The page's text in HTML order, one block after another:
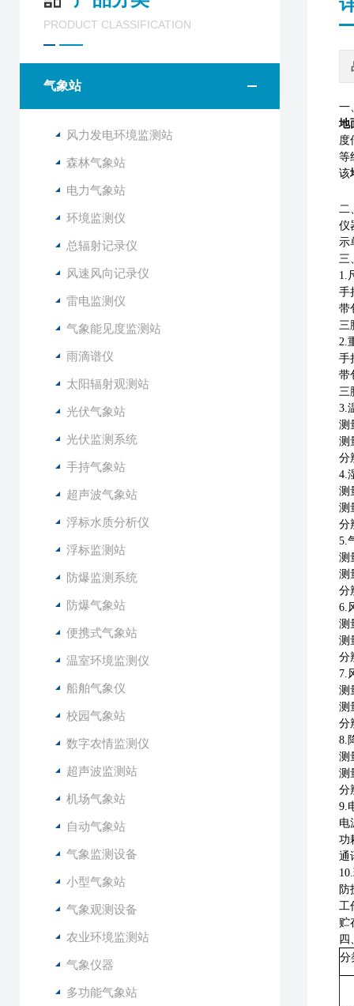
PRODUCT CLASSIFICATION
气象站
风力发电环境监测站
森林气象站
电力气象站
环境监测仪
总辐射记录仪
风速风向记录仪
雷电监测仪
气象能见度监测站
雨滴谱仪
太阳辐射观测站
光伏气象站
光伏监测系统
手持气象站
超声波气象站
浮标水质分析仪
浮标监测站
防爆监测系统
防爆气象站
便携式气象站
温室环境监测仪
船舶气象仪
校园气象站
数字农情监测仪
超声波监测站
机场气象站
自动气象站
气象监测设备
小型气象站
气象观测设备
农业环境监测站
气象仪器
多功能气象站
一
地
度
等
该
二
仪
示
三
1.
手
带
三
2.
手
带
三
3.
测
测
分
4.
测
测
分
5.
测
测
分
6.
测
测
分
7.
测
测
分
8.
测
测
分
9.
电
功
通
10.
防
工
贮
四
分